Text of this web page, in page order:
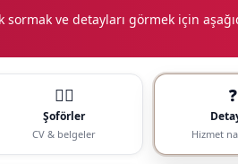
sormak ve detayları görmek için
🧑‍✈️
Şoförler
CV & belgeler
❓
Hizmet